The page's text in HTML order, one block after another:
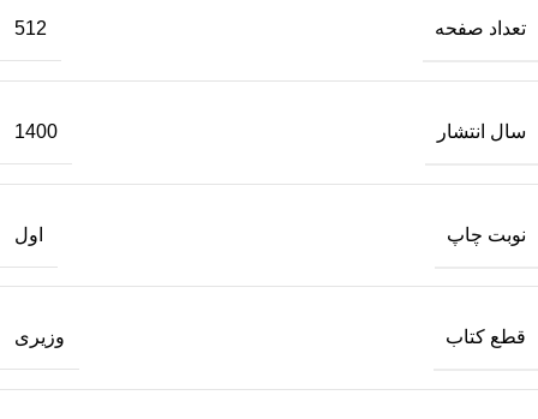
تعداد صفحه 512
سال انتشار 1400
نوبت چاپ اول
قطع کتاب وزیری